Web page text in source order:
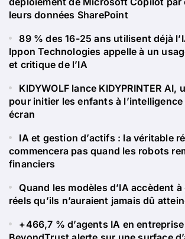
leurs données SharePoint
89 % des 16-25 ans utilisent déjà
Ippon Technologies appelle à un
et critique de l’IA
KIDYWOLF lance KIDYPRINTER AI,
pour initier les enfants à
écran
IA et gestion d’actifs : la véritable
commencera pas quand les robots
financiers
Quand les modèles d’IA accèdent
réels qu’ils n’auraient jamais dû
+466,7 % d’agents IA en